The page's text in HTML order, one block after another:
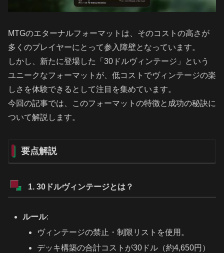
MTGのエターナルフォーマットは、そのコストの高さが
多くのプレイヤーにとって参入障壁となっています。
しかし、新たに登場した「30ドルヴィンテージ」という
ユニークなフォーマットが、低コストでヴィンテージの楽
しさを体験できるとして注目を集めています。
今回の記事では、このフォーマットの特徴と成功の秘訣に
ついて解説します。
要点解説
1. 30ドルヴィンテージとは？
ルール:
ヴィンテージの禁止・制限リストを使用。
デッキ構築の合計コストが30ドル（約4,650円）